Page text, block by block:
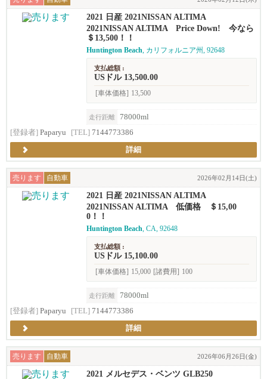
2021 日産 2021NISSAN ALTIMA
2021NISSAN ALTIMA Price Down! 今なら
＄13,500！！
Huntington Beach, カリフォルニア州, 92648
支払総額 :
USドル 13,500.00
[車体価格] 13,500
走行距離
78000ml
[登録者] Paparyu [TEL] 7144773386
詳細
売ります 自動車 2026年02月14日(土)
2021 日産 2021NISSAN ALTIMA
2021NISSAN ALTIMA 低価格 ＄15,00
0！！
Huntington Beach, CA, 92648
支払総額 :
USドル 15,100.00
[車体価格] 15,000 [諸費用] 100
走行距離
78000ml
[登録者] Paparyu [TEL] 7144773386
詳細
売ります 自動車 2026年06月26日(金)
2021 メルセデス・ベンツ GLB250